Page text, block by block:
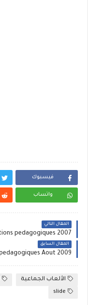
فيسبوك
واتساب
المقال التالي
المقال السابق
الألعاب الجماعية
slide